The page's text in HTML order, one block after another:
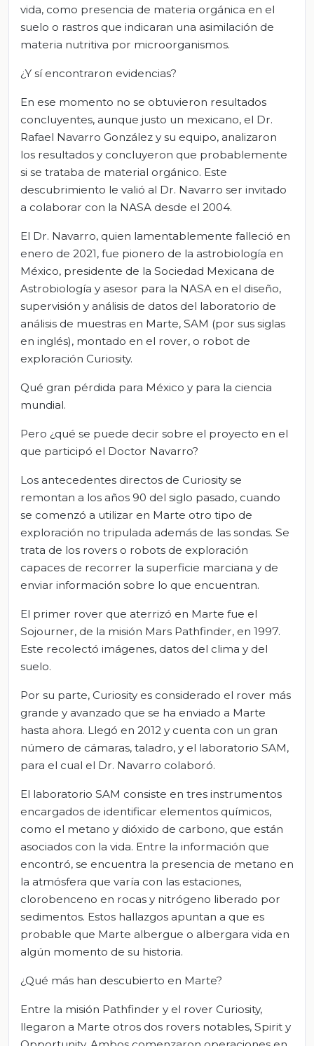
vida, como presencia de materia orgánica en el
suelo o rastros que indicaran una asimilación de
materia nutritiva por microorganismos.
¿Y sí encontraron evidencias?
En ese momento no se obtuvieron resultados
concluyentes, aunque justo un mexicano, el Dr.
Rafael Navarro González y su equipo, analizaron
los resultados y concluyeron que probablemente
si se trataba de material orgánico. Este
descubrimiento le valió al Dr. Navarro ser invitado
a colaborar con la NASA desde el 2004.
El Dr. Navarro, quien lamentablemente falleció en
enero de 2021, fue pionero de la astrobiología en
México, presidente de la Sociedad Mexicana de
Astrobiología y asesor para la NASA en el diseño,
supervisión y análisis de datos del laboratorio de
análisis de muestras en Marte, SAM (por sus siglas
en inglés), montado en el rover, o robot de
exploración Curiosity.
Qué gran pérdida para México y para la ciencia
mundial.
Pero ¿qué se puede decir sobre el proyecto en el
que participó el Doctor Navarro?
Los antecedentes directos de Curiosity se
remontan a los años 90 del siglo pasado, cuando
se comenzó a utilizar en Marte otro tipo de
exploración no tripulada además de las sondas. Se
trata de los rovers o robots de exploración
capaces de recorrer la superficie marciana y de
enviar información sobre lo que encuentran.
El primer rover que aterrizó en Marte fue el
Sojourner, de la misión Mars Pathfinder, en 1997.
Este recolectó imágenes, datos del clima y del
suelo.
Por su parte, Curiosity es considerado el rover más
grande y avanzado que se ha enviado a Marte
hasta ahora. Llegó en 2012 y cuenta con un gran
número de cámaras, taladro, y el laboratorio SAM,
para el cual el Dr. Navarro colaboró.
El laboratorio SAM consiste en tres instrumentos
encargados de identificar elementos químicos,
como el metano y dióxido de carbono, que están
asociados con la vida. Entre la información que
encontró, se encuentra la presencia de metano en
la atmósfera que varía con las estaciones,
clorobenceno en rocas y nitrógeno liberado por
sedimentos. Estos hallazgos apuntan a que es
probable que Marte albergue o albergara vida en
algún momento de su historia.
¿Qué más han descubierto en Marte?
Entre la misión Pathfinder y el rover Curiosity,
llegaron a Marte otros dos rovers notables, Spirit y